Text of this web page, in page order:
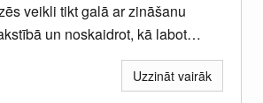
veikli tikt galā ar zināšanu
un noskaidrot, kā labot
Uzzināt vairāk